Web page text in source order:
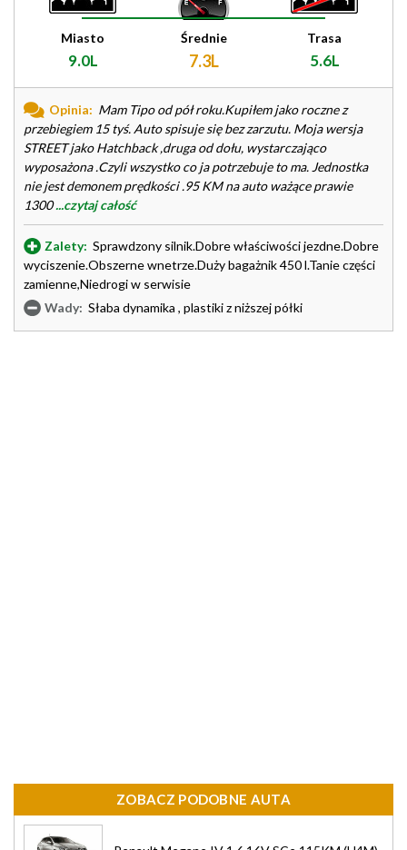
Miasto
9.0L
Średnie
7.3L
Trasa
5.6L
Opinia: Mam Tipo od pół roku.Kupiłem jako roczne z
przebiegiem 15 tyś. Auto spisuje się bez zarzutu. Moja wersja
STREET jako Hatchback ,druga od dołu, wystarczająco
wyposażona .Czyli wszystko co ja potrzebuje to ma. Jednostka
nie jest demonem prędkości .95 KM na auto ważące prawie
1300...czytaj całość
Zalety: Sprawdzony silnik.Dobre właściwości jezdne.Dobre
wyciszenie.Obszerne wnetrze.Duży bagażnik 450 l.Tanie części
zamienne,Niedrogi w serwisie
Wady: Słaba dynamika , plastiki z niższej półki
ZOBACZ PODOBNE AUTA